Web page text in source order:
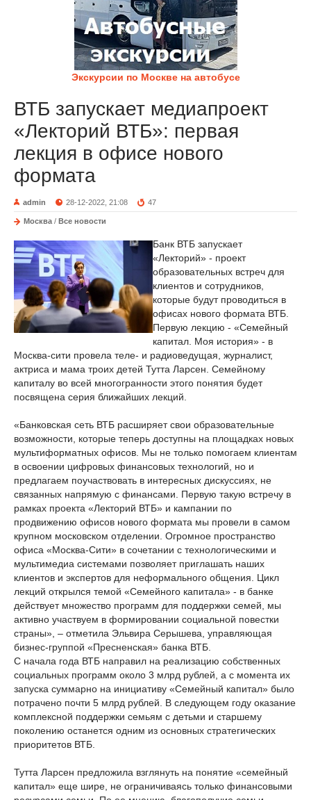
Экскурсии по Москве на автобусе
ВТБ запускает медиапроект
«Лекторий ВТБ»: первая
лекция в офисе нового
формата
admin 28-12-2022, 21:08 47
Москва / Все новости
Банк ВТБ запускает
«Лекторий» - проект
образовательных встреч для
клиентов и сотрудников,
которые будут проводиться в
офисах нового формата ВТБ.
Первую лекцию - «Семейный
капитал. Моя история» - в
Москва-сити провела теле- и радиоведущая, журналист,
актриса и мама троих детей Тутта Ларсен. Семейному
капиталу во всей многогранности этого понятия будет
посвящена серия ближайших лекций.
«Банковская сеть ВТБ расширяет свои образовательные
возможности, которые теперь доступны на площадках новых
мультиформатных офисов. Мы не только помогаем клиентам
в освоении цифровых финансовых технологий, но и
предлагаем поучаствовать в интересных дискуссиях, не
связанных напрямую с финансами. Первую такую встречу в
рамках проекта «Лекторий ВТБ» и кампании по
продвижению офисов нового формата мы провели в самом
крупном московском отделении. Огромное пространство
офиса «Москва-Сити» в сочетании с технологическими и
мультимедиа системами позволяет приглашать наших
клиентов и экспертов для неформального общения. Цикл
лекций открылся темой «Семейного капитала» - в банке
действует множество программ для поддержки семей, мы
активно участвуем в формировании социальной повестки
страны», – отметила Эльвира Серышева, управляющая
бизнес-группой «Пресненская» банка ВТБ.
С начала года ВТБ направил на реализацию собственных
социальных программ около 3 млрд рублей, а с момента их
запуска суммарно на инициативу «Семейный капитал» было
потрачено почти 5 млрд рублей. В следующем году оказание
комплексной поддержки семьям с детьми и старшему
поколению останется одним из основных стратегических
приоритетов ВТБ.
Тутта Ларсен предложила взглянуть на понятие «семейный
капитал» еще шире, не ограничиваясь только финансовыми